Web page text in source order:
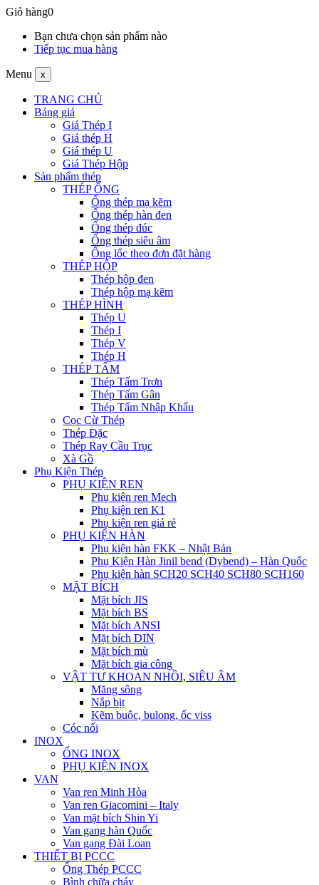
Giỏ hàng0
Bạn chưa chọn sản phẩm nào
Tiếp tục mua hàng
Menu x
TRANG CHỦ
Bảng giá
Giá Thép I
Giá thép H
Giá thép U
Giá Thép Hộp
Sản phẩm thép
THÉP ỐNG
Ống thép mạ kẽm
Ống thép hàn đen
Ống thép đúc
Ống thép siêu âm
Ống lốc theo đơn đặt hàng
THÉP HỘP
Thép hộp đen
Thép hộp mạ kẽm
THÉP HÌNH
Thép U
Thép I
Thép V
Thép H
THÉP TẤM
Thép Tấm Trơn
Thép Tấm Gân
Thép Tấm Nhập Khẩu
Cọc Cừ Thép
Thép Đặc
Thép Ray Cầu Trục
Xà Gồ
Phụ Kiện Thép
PHỤ KIỆN REN
Phụ kiện ren Mech
Phụ kiện ren K1
Phụ kiện ren giá rẻ
PHỤ KIỆN HÀN
Phụ kiện hàn FKK – Nhật Bản
Phụ Kiện Hàn Jinil bend (Dybend) – Hàn Quốc
Phụ kiện hàn SCH20 SCH40 SCH80 SCH160
MẶT BÍCH
Mặt bích JIS
Mặt bích BS
Mặt bích ANSI
Mặt bích DIN
Mặt bích mù
Mặt bích gia công
VẬT TƯ KHOAN NHỒI, SIÊU ÂM
Măng sông
Nắp bịt
Kẽm buộc, bulong, ốc viss
Cóc nối
INOX
ỐNG INOX
PHỤ KIỆN INOX
VAN
Van ren Minh Hòa
Van ren Giacomini – Italy
Van mặt bích Shin Yi
Van gang hàn Quốc
Van gang Đài Loan
THIẾT BỊ PCCC
Ống Thép PCCC
Bình chữa cháy